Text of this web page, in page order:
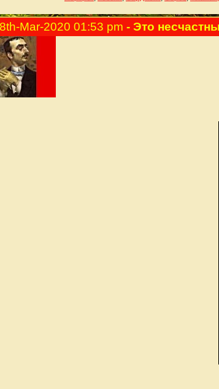
8th-Mar-2020 01:53 pm - Это